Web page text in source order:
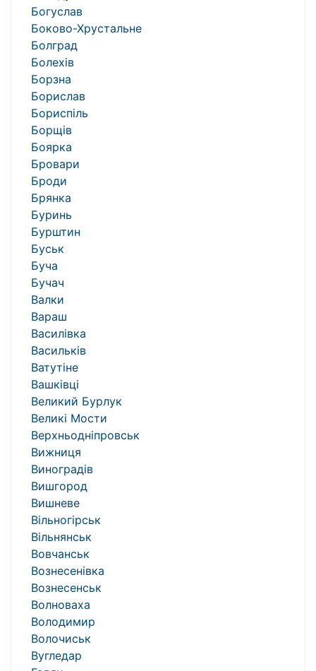
Богуслав
Боково-Хрустальне
Болград
Болехів
Борзна
Борислав
Бориспіль
Борщів
Боярка
Бровари
Броди
Брянка
Буринь
Бурштин
Буськ
Буча
Бучач
Валки
Вараш
Василівка
Васильків
Ватутіне
Вашківці
Великий Бурлук
Великі Мости
Верхньодніпровськ
Вижниця
Виноградів
Вишгород
Вишневе
Вільногірськ
Вільнянськ
Вовчанськ
Вознесенівка
Вознесенськ
Волноваха
Володимир
Волочиськ
Вугледар